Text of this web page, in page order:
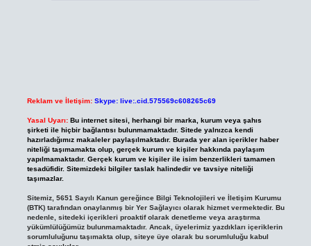
Reklam ve İletişim: Skype: live:.cid.575569c608265c69
Yasal Uyarı: Bu internet sitesi, herhangi bir marka, kurum veya şahıs
şirketi ile hiçbir bağlantısı bulunmamaktadır. Sitede yalnızca kendi
hazırladığımız makaleler paylaşılmaktadır. Burada yer alan içerikler haber
niteliği taşımamakta olup, gerçek kurum ve kişiler hakkında paylaşım
yapılmamaktadır. Gerçek kurum ve kişiler ile isim benzerlikleri tamamen
tesadüfidir. Sitemizdeki bilgiler taslak halindedir ve tavsiye niteliği
taşımazlar.
Sitemiz, 5651 Sayılı Kanun gereğince Bilgi Teknolojileri ve İletişim Kurumu
(BTK) tarafından onaylanmış bir Yer Sağlayıcı olarak hizmet vermektedir. Bu
nedenle, sitedeki içerikleri proaktif olarak denetleme veya araştırma
yükümlülüğümüz bulunmamaktadır. Ancak, üyelerimiz yazdıkları içeriklerin
sorumluluğunu taşımakta olup, siteye üye olarak bu sorumluluğu kabul